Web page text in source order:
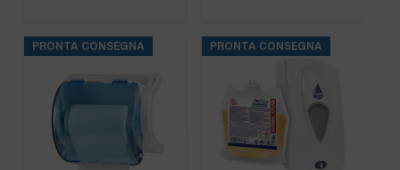
PRONTA CONSEGNA PRONTA CONSEGNA